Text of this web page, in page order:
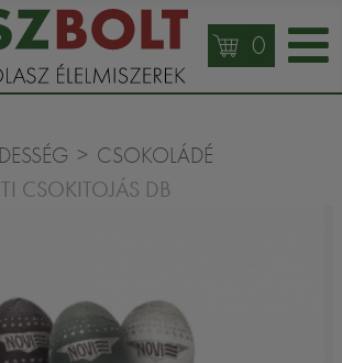
0
CSOKOLÁDÉ
CSOKITOJÁS DB